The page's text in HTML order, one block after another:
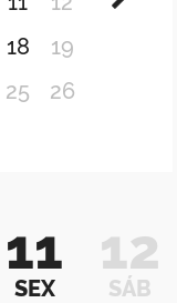
18
19
25
26
11
SEX
12
SÁB